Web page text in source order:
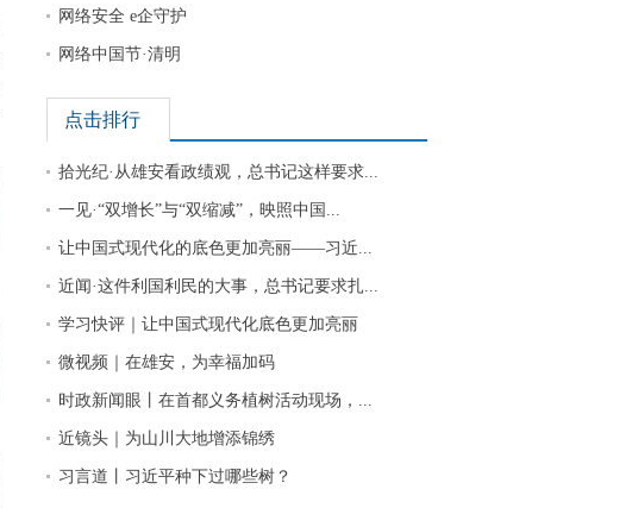
网络安全 e企守护
网络中国节·清明
点击排行
拾光纪·从雄安看政绩观，总书记这样要求...
一见·“双增长”与“双缩减”，映照中国...
让中国式现代化的底色更加亮丽——习近...
近闻·这件利国利民的大事，总书记要求扎...
学习快评｜让中国式现代化底色更加亮丽
微视频｜在雄安，为幸福加码
时政新闻眼丨在首都义务植树活动现场，...
近镜头｜为山川大地增添锦绣
习言道丨习近平种下过哪些树？